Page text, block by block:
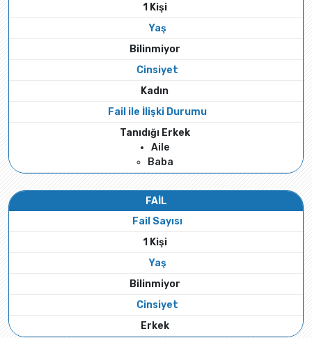
1 Kişi
Yaş
Bilinmiyor
Cinsiyet
Kadın
Fail ile İlişki Durumu
Tanıdığı Erkek
Aile
Baba
FAİL
Fail Sayısı
1 Kişi
Yaş
Bilinmiyor
Cinsiyet
Erkek